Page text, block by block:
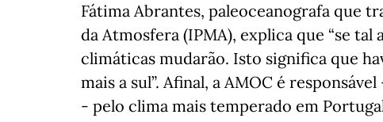
Fátima Abrantes, paleoceanografa que
da Atmosfera (IPMA), explica que “se
climáticas mudarão. Isto significa que
mais a sul”. Afinal, a AMOC é
- pelo clima mais temperado em